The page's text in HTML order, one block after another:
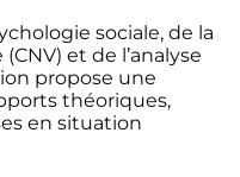
sociale, de la
et de l’analyse
propose une
théoriques,
en situation